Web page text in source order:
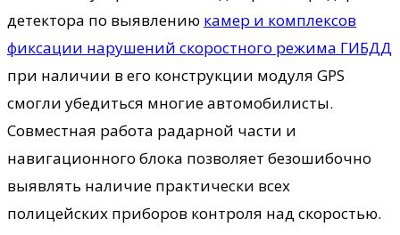
детектора по выявлению камер и комплексов
фиксации нарушений скоростного режима ГИБДД
при наличии в его конструкции модуля GPS
смогли убедиться многие автомобилисты.
Совместная работа радарной части и
навигационного блока позволяет безошибочно
выявлять наличие практически всех
полицейских приборов контроля над скоростью.